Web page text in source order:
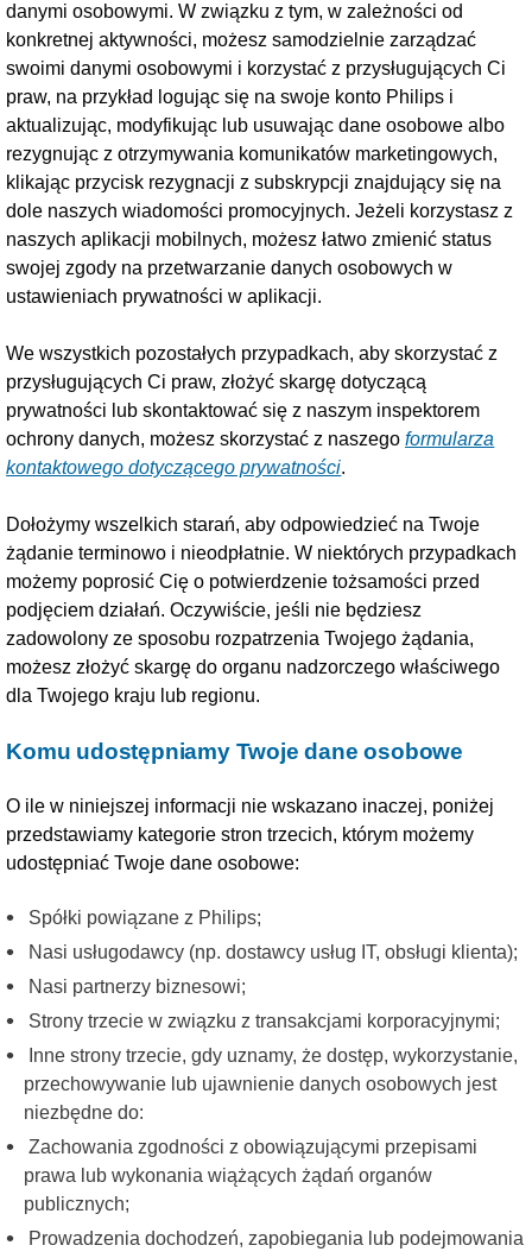
danymi osobowymi. W związku z tym, w zależności od
konkretnej aktywności, możesz samodzielnie zarządzać
swoimi danymi osobowymi i korzystać z przysługujących Ci
praw, na przykład logując się na swoje konto Philips i
aktualizując, modyfikując lub usuwając dane osobowe albo
rezygnując z otrzymywania komunikatów marketingowych,
klikając przycisk rezygnacji z subskrypcji znajdujący się na
dole naszych wiadomości promocyjnych. Jeżeli korzystasz z
naszych aplikacji mobilnych, możesz łatwo zmienić status
swojej zgody na przetwarzanie danych osobowych w
ustawieniach prywatności w aplikacji.
We wszystkich pozostałych przypadkach, aby skorzystać z
przysługujących Ci praw, złożyć skargę dotyczącą
prywatności lub skontaktować się z naszym inspektorem
ochrony danych, możesz skorzystać z naszegoformularza
kontaktowego dotyczącego prywatności.
Dołożymy wszelkich starań, aby odpowiedzieć na Twoje
żądanie terminowo i nieodpłatnie. W niektórych przypadkach
możemy poprosić Cię o potwierdzenie tożsamości przed
podjęciem działań. Oczywiście, jeśli nie będziesz
zadowolony ze sposobu rozpatrzenia Twojego żądania,
możesz złożyć skargę do organu nadzorczego właściwego
dla Twojego kraju lub regionu.
Komu udostępniamy Twoje dane osobowe
O ile w niniejszej informacji nie wskazano inaczej, poniżej
przedstawiamy kategorie stron trzecich, którym możemy
udostępniać Twoje dane osobowe:
Spółki powiązane z Philips;
Nasi usługodawcy (np. dostawcy usług IT, obsługi klienta);
Nasi partnerzy biznesowi;
Strony trzecie w związku z transakcjami korporacyjnymi;
Inne strony trzecie, gdy uznamy, że dostęp, wykorzystanie,
przechowywanie lub ujawnienie danych osobowych jest
niezbędne do:
Zachowania zgodności z obowiązującymi przepisami
prawa lub wykonania wiążących żądań organów
publicznych;
Prowadzenia dochodzeń, zapobiegania lub podejmowania